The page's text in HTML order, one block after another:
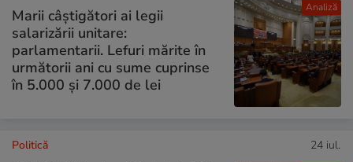
Analiză
Marii câștigători ai legii
salarizării unitare:
parlamentarii. Lefuri mărite în
următorii ani cu sume cuprinse
în 5.000 și 7.000 de lei
Politică 24 iul.